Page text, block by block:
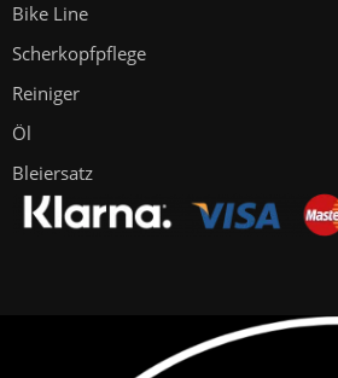
Bike Line
Scherkopfpflege
Reiniger
Öl
Bleiersatz